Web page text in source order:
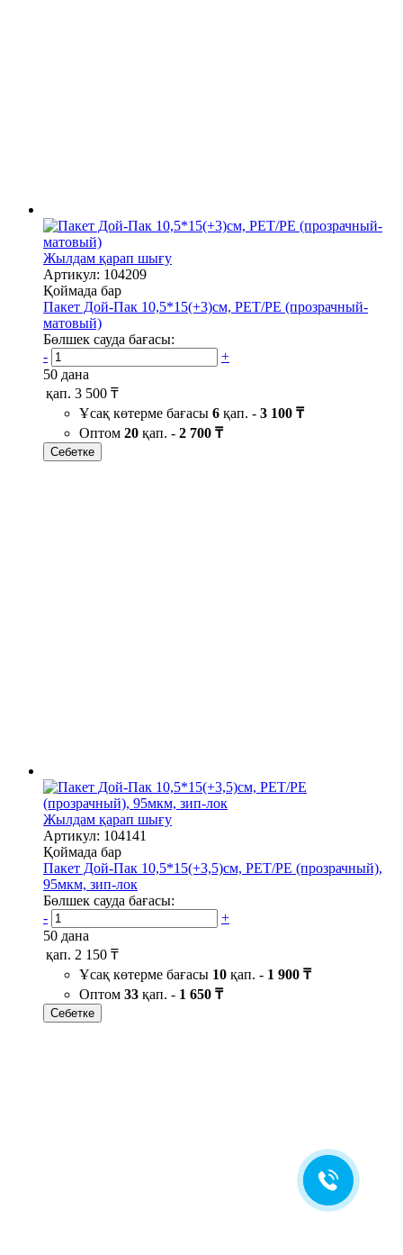
Жылдам қарап шығу
Артикул: 104209
Қоймада бар
Пакет Дой-Пак 10,5*15(+3)см, PET/PE (прозрачный-
матовый)
Бөлшек сауда бағасы:
-
+
50 дана
қап. 3 500 ₸
Ұсақ көтерме бағасы 6 қап. - 3 100 ₸
Оптом 20 қап. - 2 700 ₸
Себетке
Жылдам қарап шығу
Артикул: 104141
Қоймада бар
Пакет Дой-Пак 10,5*15(+3,5)см, PET/PE (прозрачный),
95мкм, зип-лок
Бөлшек сауда бағасы:
-
+
50 дана
қап. 2 150 ₸
Ұсақ көтерме бағасы 10 қап. - 1 900 ₸
Оптом 33 қап. - 1 650 ₸
Себетке